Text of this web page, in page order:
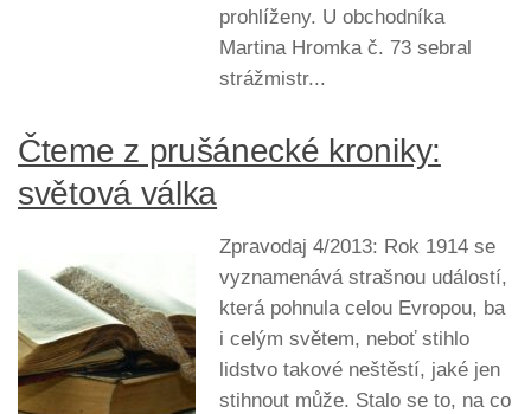
prohlíženy. U obchodníka
Martina Hromka č. 73 sebral
strážmistr...
Čteme z prušánecké kroniky:
světová válka
Zpravodaj 4/2013: Rok 1914 se
vyznamenává strašnou událostí,
která pohnula celou Evropou, ba
i celým světem, neboť stihlo
lidstvo takové neštěstí, jaké jen
stihnout může. Stalo se to, na co